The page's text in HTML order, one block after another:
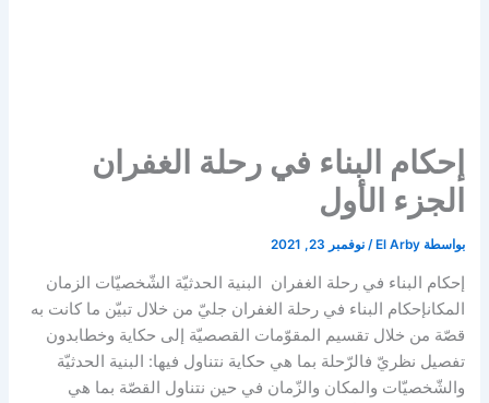
إحكام البناء في رحلة الغفران
الجزء الأول
بواسطة El Arby
/نوفمبر 23, 2021
إحكام البناء في رحلة الغفران البنية الحدثيّة الشّخصيّات الزمان
المكانإحكام البناء في رحلة الغفران جليّ من خلال تبيّن ما كانت به
قصّة من خلال تقسيم المقوّمات القصصيّة إلى حكاية وخطابدون
تفصيل نظريّ فالرّحلة بما هي حكاية نتناول فيها: البنية الحدثيّة
والشّخصيّات والمكان والزّمان في حين نتناول القصّة بما هي